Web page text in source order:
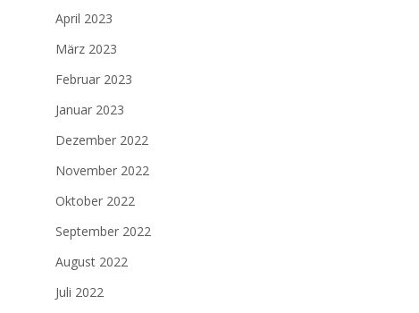
April 2023
März 2023
Februar 2023
Januar 2023
Dezember 2022
November 2022
Oktober 2022
September 2022
August 2022
Juli 2022